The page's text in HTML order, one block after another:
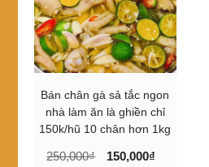
Bán chân gà sả tắc ngon
nhà làm ăn là ghiền chỉ
150k/hũ 10 chân hơn 1kg
250,000₫
Giá
150,000₫